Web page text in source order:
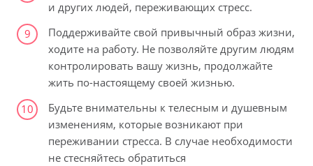
и других людей, переживающих стресс.
9
Поддерживайте свой привычный образ жизни,
ходите на работу. Не позволяйте другим людям
контролировать вашу жизнь, продолжайте
жить по-настоящему своей жизнью.
10
Будьте внимательны к телесным и душевным
изменениям, которые возникают при
переживании стресса. В случае необходимости
не стесняйтесь обратиться